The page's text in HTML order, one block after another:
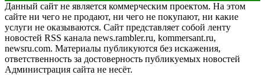
Данный сайт не является коммерческим проектом. На этом
сайте ни чего не продают, ни чего не покупают, ни какие
услуги не оказываются. Сайт представляет собой ленту
новостей RSS канала news.rambler.ru, kommersant.ru,
newsru.com. Материалы публикуются без искажения,
ответственность за достоверность публикуемых новостей
Администрация сайта не несёт.